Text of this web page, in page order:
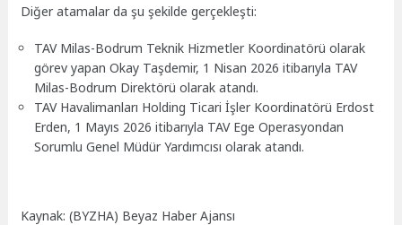
Diğer atamalar da şu şekilde gerçekleşti:
TAV Milas-Bodrum Teknik Hizmetler Koordinatörü olarak
görev yapan Okay Taşdemir, 1 Nisan 2026 itibarıyla TAV
Milas-Bodrum Direktörü olarak atandı.
TAV Havalimanları Holding Ticari İşler Koordinatörü Erdost
Erden, 1 Mayıs 2026 itibarıyla TAV Ege Operasyondan
Sorumlu Genel Müdür Yardımcısı olarak atandı.
Kaynak: (BYZHA) Beyaz Haber Ajansı